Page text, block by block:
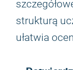
strukturą
ułatwia